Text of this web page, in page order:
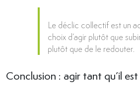
Le déclic collectif est un
choix d’agir plutôt que
plutôt que de le redouter.
Conclusion : agir tant qu’il